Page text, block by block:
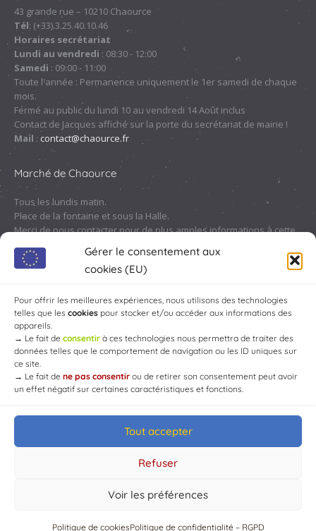
Gérer le consentement aux
cookies (EU)
Pour offrir les meilleures expériences, nous utilisons des technologies
telles que les cookies pour stocker et/ou accéder aux informations des
appareils.
→ Le fait de consentir à ces technologies nous permettra de traiter des
données telles que le comportement de navigation ou les ID uniques sur
ce site.
→ Le fait de ne pas consentir ou de retirer son consentement peut avoir
un effet négatif sur certaines caractéristiques et fonctions.
Tout accepter
Refuser
Voir les préférences
Politique de cookiesPolitique de confidentialité – RGPD
s'ouvre
dans
une
nouvelle
fenêtre
s'ouvre
dans
une
nouvelle
fenêtre
s'ouvre
dans
une
nouvelle
fenêtre
s'ouvre
dans
une
nouvelle
fenêtre
43 grande rue – 10210 Chaource
Tél: (+33).3.25.40.10.46
Horaires secrétariat
Lundi au vendredi : 08:30 - 12:00
Samedi : 09:00 - 11:00
Toute l'année : Permanence uniquement le 1er samedi de chaque
mois.
Fermé au public du lundi 10 au vendredi 14 Août inclus
Contact de Jacques affiché sur la porte du secrétariat de mairie !
Mail : contact@chaource.fr
Marché de Chaource
Tous les lundis matin.
Place de la fontaine et sous la Halle.
Merci de nous contacter pour de plus amples informations à cette
© Mairie de Chaource [2004-2024] | Tous droits réservés.
Developed byWEB3-DESIGN